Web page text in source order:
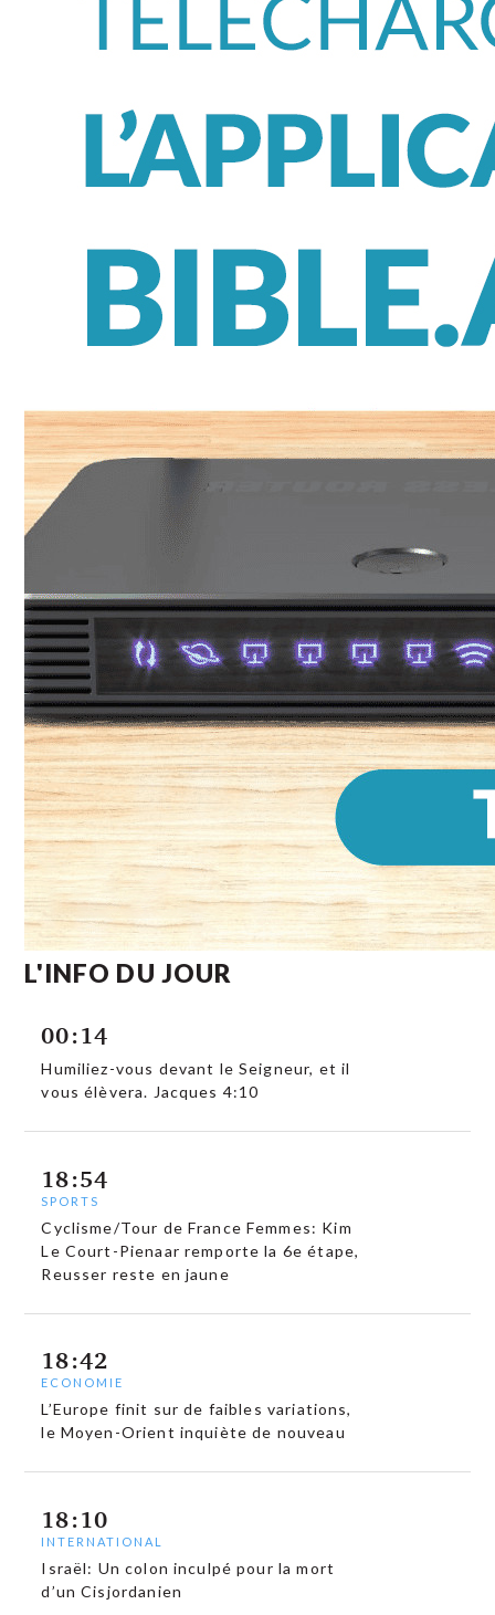
L'INFO DU JOUR
00:14
Humiliez-vous devant le Seigneur, et il
vous élèvera. Jacques 4:10
18:54
SPORTS
Cyclisme/Tour de France Femmes: Kim
Le Court-Pienaar remporte la 6e étape,
Reusser reste en jaune
18:42
ECONOMIE
L’Europe finit sur de faibles variations,
le Moyen-Orient inquiète de nouveau
18:10
INTERNATIONAL
Israël: Un colon inculpé pour la mort
d’un Cisjordanien